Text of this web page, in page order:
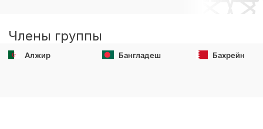
Члены группы
Алжир Бангладеш Бахрейн